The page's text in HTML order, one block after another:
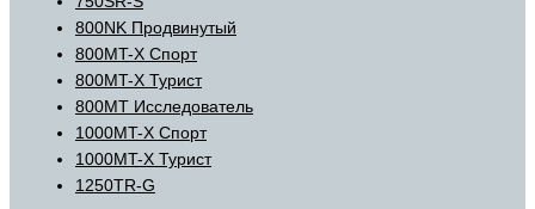
800NK Продвинутый
800MT-X Спорт
800MT-X Турист
800MT Исследователь
1000MT-X Спорт
1000MT-X Турист
1250TR-G